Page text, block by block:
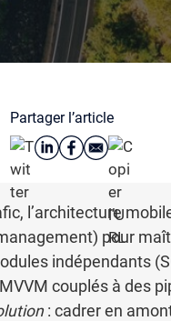
Partager l’article
l’architecture
pour
indépendants
couplés à des
: cadrer en